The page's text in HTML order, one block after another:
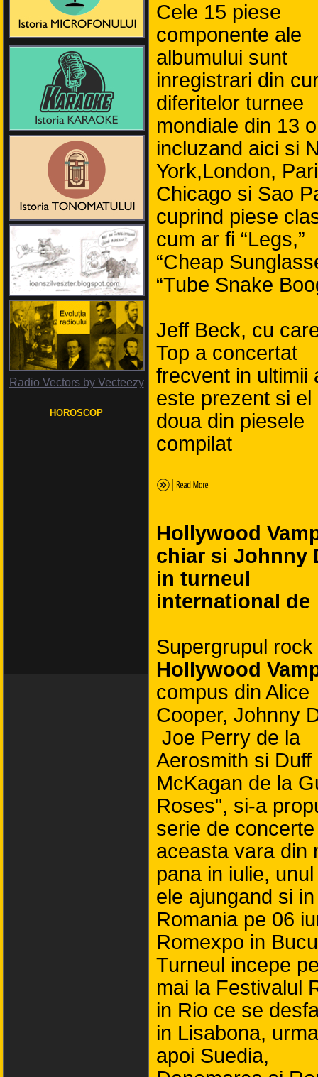
Radio Vectors by Vecteezy
HOROSCOP
Cele 15 piese
componente ale
albumului sunt
inregistrari din
diferitelor turnee
mondiale din 13
incluzand aici si
York,London,
Chicago si Sao
cuprind piese
cum ar fi “Legs,”
“Cheap
“Tube Snake
Jeff Beck, cu
Top a concertat
frecvent in ultimii
este prezent si el
doua din piesele
compilat
Hollywood
chiar si Johnny
in turneul
international de
Supergrupul rock
Hollywood
compus din Alice
Cooper, Johnny
Joe Perry de la
Aerosmith si Duff
McKagan de la
Roses", si-a
serie de
aceasta vara din
pana in iulie,
ele ajungand si in
Romania pe 06
Romexpo in
Turneul incepe
mai la Festivalul
in Rio ce se
in Lisabona,
apoi Suedia,